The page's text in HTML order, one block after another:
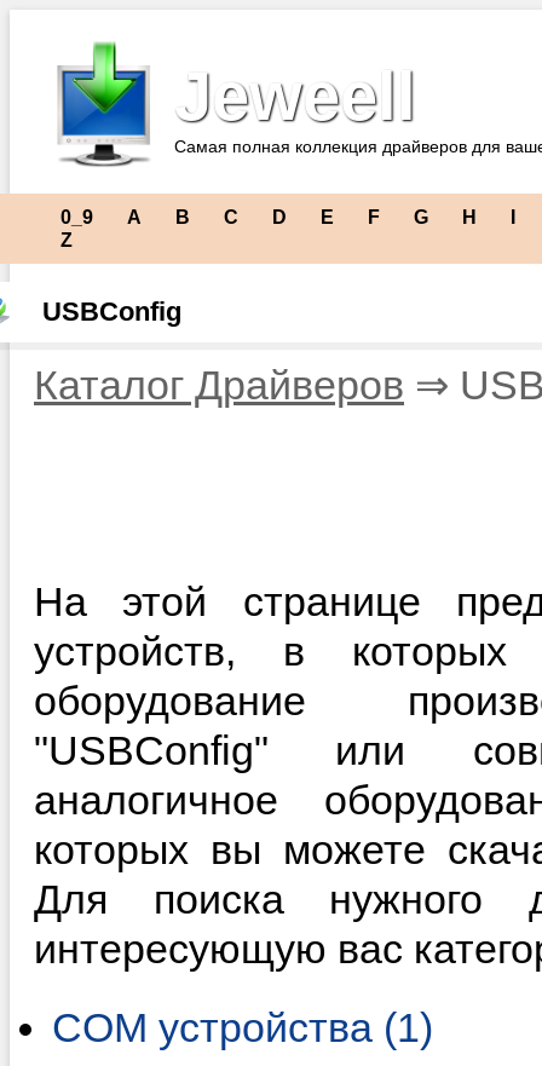
Jeweell
Самая полная коллекция драйверов для
0_9 A B C D E F G H
Z
USBConfig
Каталог Драйверов ⇒
На этой странице
устройств, в
оборудование
"USBConfig" или
аналогичное
которых вы можете
Для поиска нужного
интересующую вас
COM устройства (1)